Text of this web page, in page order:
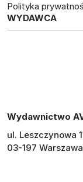
Polityka
WYDAWCA
Wydawnictwo
ul. Leszczynowa
03-197 Warszawa